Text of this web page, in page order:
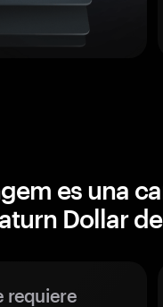
es una
Dollar de
requiere